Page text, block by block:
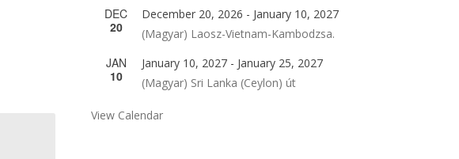
DEC
20
December 20, 2026 - January 10, 2027
(Magyar) Laosz-Vietnam-Kambodzsa.
JAN
10
January 10, 2027- January 25, 2027
(Magyar) Sri Lanka (Ceylon) út
View Calendar